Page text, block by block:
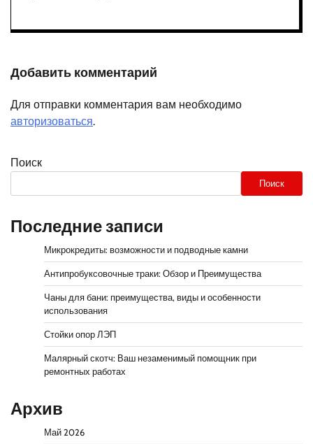
Добавить комментарий
Для отправки комментария вам необходимо
авторизоваться.
Поиск
Поиск
Последние записи
Микрокредиты: возможности и подводные камни
Антипробуксовочные траки: Обзор и Преимущества
Чаны для бани: преимущества, виды и особенности
использования
Стойки опор ЛЭП
Малярный скотч: Ваш незаменимый помощник при
ремонтных работах
Архив
Май 2026